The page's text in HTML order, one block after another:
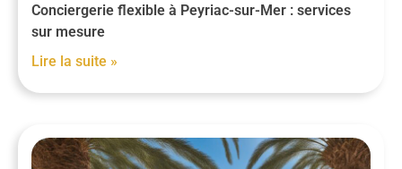
Conciergerie flexible à Peyriac-sur-Mer : services
sur mesure
Lire la suite »